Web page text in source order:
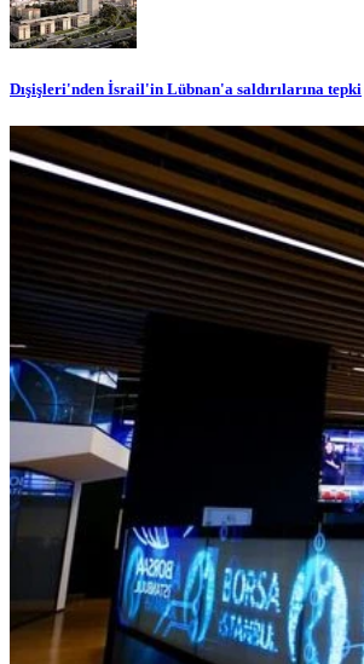
Dışişleri'nden İsrail'in Lübnan'a saldırılarına tepki